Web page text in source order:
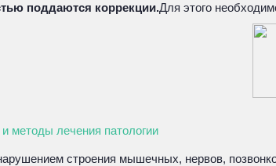
поддаются коррекции.Для этого
методы лечения патологии
строения мышечных, нервов,